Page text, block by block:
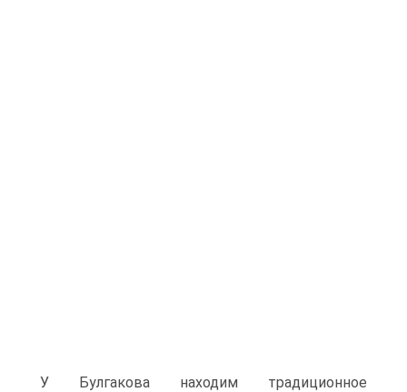
У Булгакова находим традиционное